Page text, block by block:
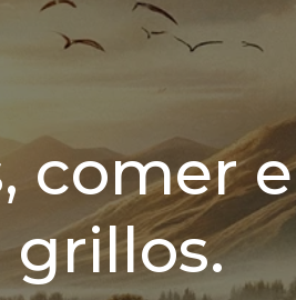
comer